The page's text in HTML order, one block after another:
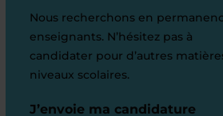
Nous recherchons en
enseignants. N’hésitez pas à
candidater pour d’autres
niveaux scolaires.
J’envoie ma candidature